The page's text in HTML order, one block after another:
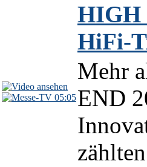
05:05
HIGH
HiFi-
Mehr
END